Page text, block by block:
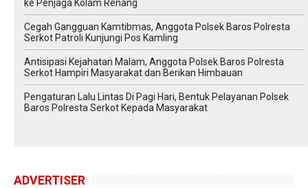
ke Penjaga Kolam Renang
Cegah Gangguan Kamtibmas, Anggota Polsek Baros Polresta
Serkot Patroli Kunjungi Pos Kamling
Antisipasi Kejahatan Malam, Anggota Polsek Baros Polresta
Serkot Hampiri Masyarakat dan Berikan Himbauan
Pengaturan Lalu Lintas Di Pagi Hari, Bentuk Pelayanan Polsek
Baros Polresta Serkot Kepada Masyarakat
ADVERTISER